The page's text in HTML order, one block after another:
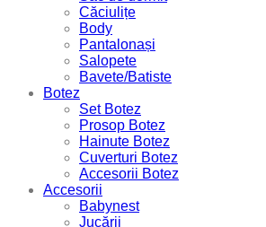
Căciulițe
Body
Pantalonași
Salopete
Bavete/Batiste
Botez
Set Botez
Prosop Botez
Hainute Botez
Cuverturi Botez
Accesorii Botez
Accesorii
Babynest
Jucării